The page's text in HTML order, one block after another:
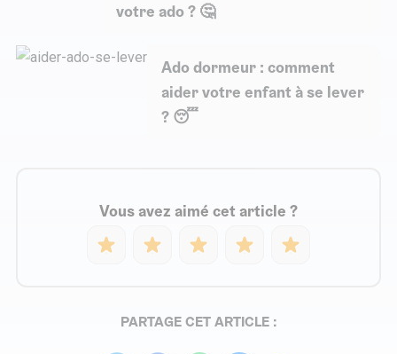
votre ado ? 🤔
Ado dormeur : comment
aider votre enfant à se lever
? 😴
Vous avez aimé cet article ?
PARTAGE CET ARTICLE :